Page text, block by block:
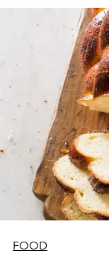
FOOD